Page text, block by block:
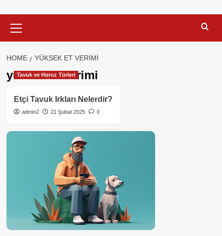
Menu
HOME YÜKSEK ET VERIMI
yüksek et verimi
Tavuk ve Horoz Türleri
Etçi Tavuk Irkları Nelerdir?
admin2 21 Şubat 2025 0